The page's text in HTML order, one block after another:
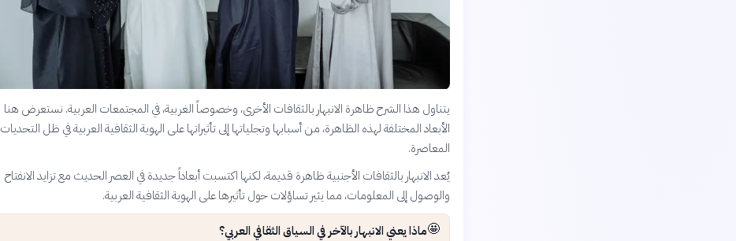
يتناول هذا الشرح ظاهرة الانبهار بالثقافات الأخرى، وخصوصاً الغربية، في المجتمعات العربية. نستعرض هنا
الأبعاد المختلفة لهذه الظاهرة، من أسبابها وتجلياتها إلى تأثيراتها على الهوية الثقافية العربية في ظل التحديات
المعاصرة.
يُعد الانبهار بالثقافات الأجنبية ظاهرة قديمة، لكنها اكتسبت أبعاداً جديدة في العصر الحديث مع تزايد الانفتاح
والوصول إلى المعلومات، مما يثير تساؤلات حول تأثيرها على الهوية الثقافية العربية.
🤩ماذا يعني الانبهار بالآخر في السياق الثقافي العربي؟